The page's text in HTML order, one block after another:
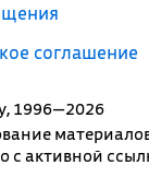
1996—2026
с активной
соглашение